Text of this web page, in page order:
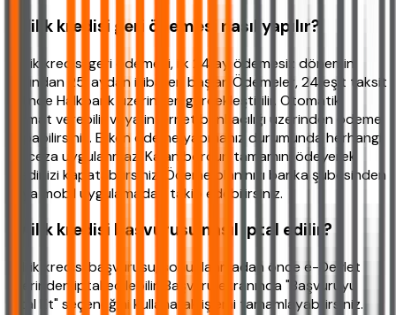
Evlilik kredisi geri ödemesi nasıl yapılır?
Evlilik kredisi geri ödemesi, ilk 24 ay ödemesiz dönemin
ardından 25. aydan itibaren başlar. Ödemeler, 24 eşit taksit
halinde Halkbank üzerinden gerçekleştirilir. Otomatik
talimat verebilir veya internet bankacılığı üzerinden ödeme
yapabilirsiniz. Erken ödeme yapmanız durumunda herhangi
bir ceza uygulanmaz. Kalan borcun tamamını ödeyerek
kredinizi kapatabilirsiniz. Ödeme planınızı banka şubesinden
veya mobil uygulamadan takip edebilirsiniz.
Evlilik kredisi başvurusu nasıl iptal edilir?
Evlilik kredisi başvurusu, sonuçlanmadan önce e-Devlet
üzerinden iptal edilebilir. Başvuru ekranında "Başvuruyu
İptal Et" seçeneğini kullanarak işlemi tamamlayabilirsiniz.